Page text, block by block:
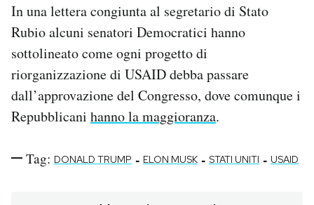
In una lettera congiunta al segretario di Stato
Rubio alcuni senatori Democratici hanno
sottolineato come ogni progetto di
riorganizzazione di USAID debba passare
dall’approvazione del Congresso, dove comunque i
Repubblicani hanno la maggioranza.
Tag: DONALD TRUMP - ELON MUSK - STATI UNITI - USAID